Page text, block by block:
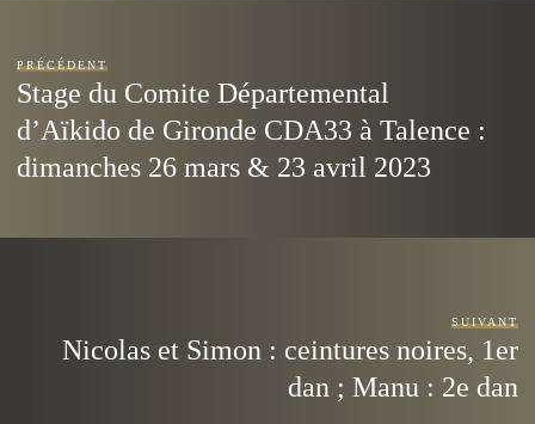
PRÉCÉDENT
Stage du Comite Départemental
d’Aïkido de Gironde CDA33 à Talence :
dimanches 26 mars & 23 avril 2023
SUIVANT
Nicolas et Simon : ceintures noires, 1er
dan ; Manu : 2e dan